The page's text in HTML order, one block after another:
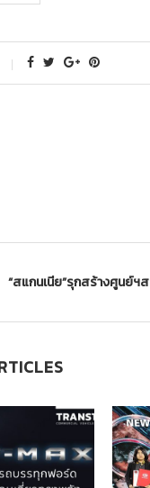
“สแกนเนีย”รุกสร้างศูนย์ฯ